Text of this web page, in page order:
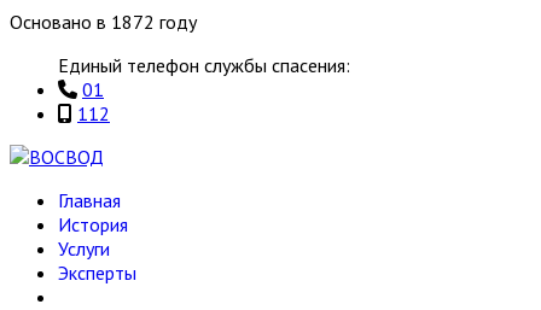
Основано в 1872 году
Единый телефон службы спасения:
01
112
Главная
История
Услуги
Эксперты